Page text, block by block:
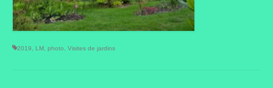
Evénements
Amis jardiniers du Devon
2019 LM photo Visites de jardins